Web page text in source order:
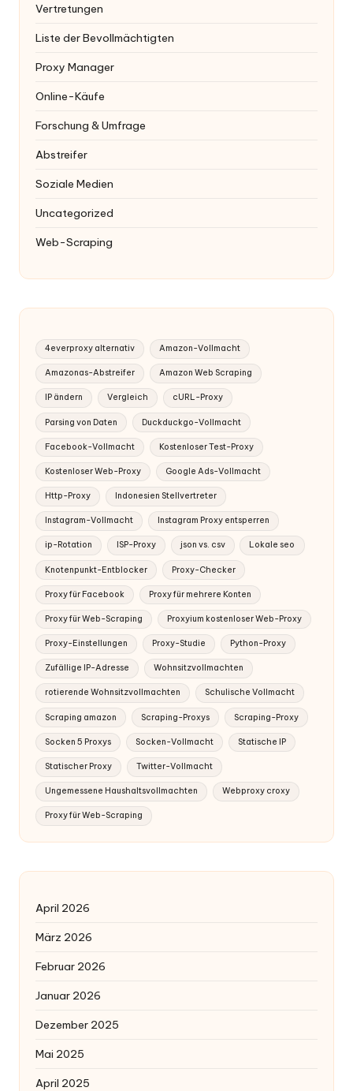
Vertretungen
Liste der Bevollmächtigten
Proxy Manager
Online-Käufe
Forschung & Umfrage
Abstreifer
Soziale Medien
Uncategorized
Web-Scraping
4everproxy alternativ Amazon-Vollmacht
Amazonas-Abstreifer Amazon Web Scraping
IP ändern Vergleich cURL-Proxy
Parsing von Daten Duckduckgo-Vollmacht
Facebook-Vollmacht Kostenloser Test-Proxy
Kostenloser Web-Proxy Google Ads-Vollmacht
Http-Proxy Indonesien Stellvertreter
Instagram-Vollmacht Instagram Proxy entsperren
ip-Rotation ISP-Proxy json vs. csv Lokale seo
Knotenpunkt-Entblocker Proxy-Checker
Proxy für Facebook Proxy für mehrere Konten
Proxy für Web-Scraping Proxyium kostenloser Web-Proxy
Proxy-Einstellungen Proxy-Studie Python-Proxy
Zufällige IP-Adresse Wohnsitzvollmachten
rotierende Wohnsitzvollmachten Schulische Vollmacht
Scraping amazon Scraping-Proxys Scraping-Proxy
Socken 5 Proxys Socken-Vollmacht Statische IP
Statischer Proxy Twitter-Vollmacht
Ungemessene Haushaltsvollmachten Webproxy croxy
Proxy für Web-Scraping
April 2026
März 2026
Februar 2026
Januar 2026
Dezember 2025
Mai 2025
April 2025